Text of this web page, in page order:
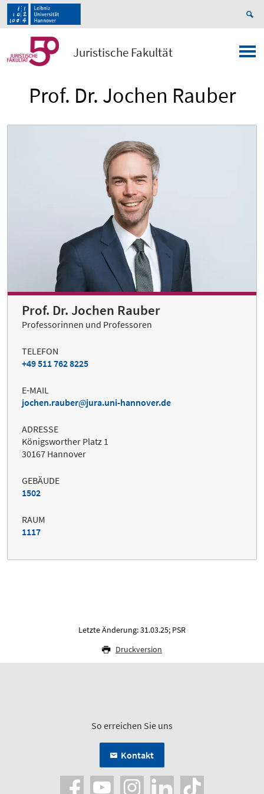
Juristische Fakultät
Prof. Dr. Jochen Rauber
Prof. Dr. Jochen Rauber
Professorinnen und Professoren
TELEFON
+49 511 762 8225
E-MAIL
jochen.rauber
jura.uni-hannover.de
ADRESSE
Königsworther Platz 1
30167 Hannover
GEBÄUDE
1502
RAUM
1117
Letzte Änderung: 31.03.25; PSR
Druckversion
So erreichen Sie uns
Kontakt